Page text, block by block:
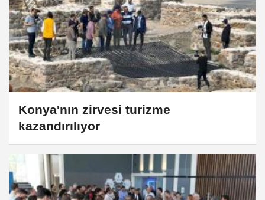
Konya'nın zirvesi turizme
kazandırılıyor